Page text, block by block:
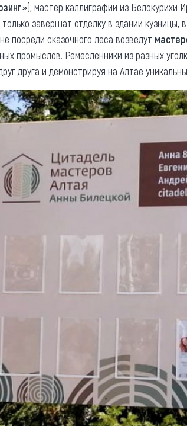
), мастер каллиграфии из Белокурихи
завершат отделку в здании кузницы,
посреди сказочного леса возведут
промыслов. Ремесленники из разных
друга и демонстрируя на Алтае